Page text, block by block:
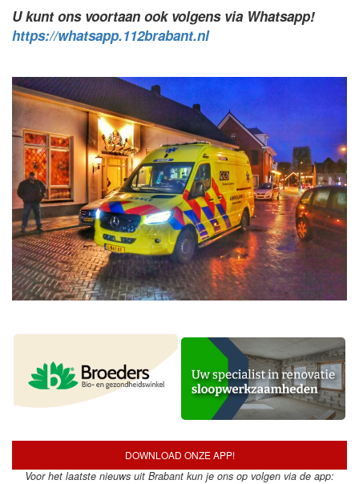
U kunt ons voortaan ook volgens via Whatsapp!
https://whatsapp.112brabant.nl
DOWNLOAD ONZE APP!
Voor het laatste nieuws uit Brabant kun je ons op volgen via de app: